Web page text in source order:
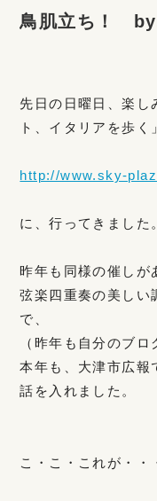
鳥肌立ち！
先日の日曜日、楽し
ト、イタリアを歩く」
http://www.sky-
に、行ってきました。
昨年も同様の催しが
弦楽四重奏の美しい
で、
（昨年も自分のブロ
本年も、大津市広報
話を入れました。
こ・こ・これが・・